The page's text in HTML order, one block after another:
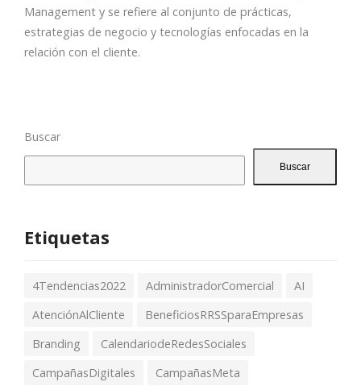
Management y se refiere al conjunto de prácticas,
estrategias de negocio y tecnologías enfocadas en la
relación con el cliente.
Buscar
Buscar
Etiquetas
4Tendencias2022 AdministradorComercial
AI
AtenciónAlCliente
BeneficiosRRSSparaEmpresas
Branding
CalendariodeRedesSociales
CampañasDigitales
CampañasMeta